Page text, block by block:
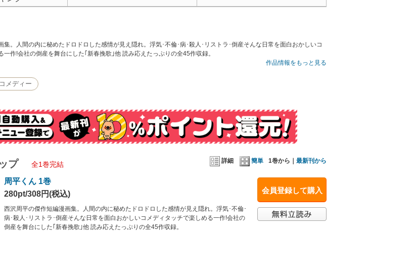
集。人間の内に秘めたドロドロした感情が見え隠れ。浮気･不倫･病･殺人･リストラ･倒産そんな日常を面白おかしいコ
一作!会社の倒産を舞台にした｢新春挽歌｣他 読み応えたっぷりの全45作収録。
作品情報をもっと見る
メディー
詳細 簡単 1巻から｜ 最新刊から
ップ 全1巻完結
会員登録して購入
周平くん 1巻
280pt/308円(税込)
西沢周平の傑作短編漫画集。人間の内に秘めたドロドロした感情が見え隠れ。浮気･不倫･
病･殺人･リストラ･倒産そんな日常を面白おかしいコメディタッチで楽しめる一作!会社の
倒産を舞台にした｢新春挽歌｣他 読み応えたっぷりの全45作収録。